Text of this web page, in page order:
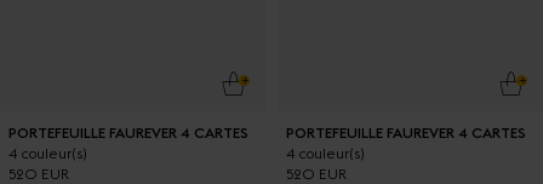
AJOUTER AU PANIER
PORTEFEUILLE FAUREVER 4 CARTES
4 couleur(s)
520 EUR
PORTEFEUILLE FAUREVER 4 CARTES
4 couleur(s)
520 EUR